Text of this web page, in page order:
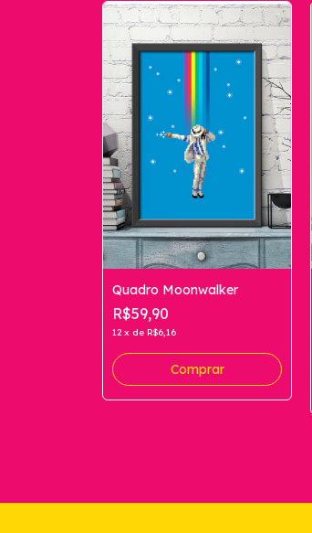
Quadro Moonwalker
R$59,90
12 x de R$6,16
Comprar